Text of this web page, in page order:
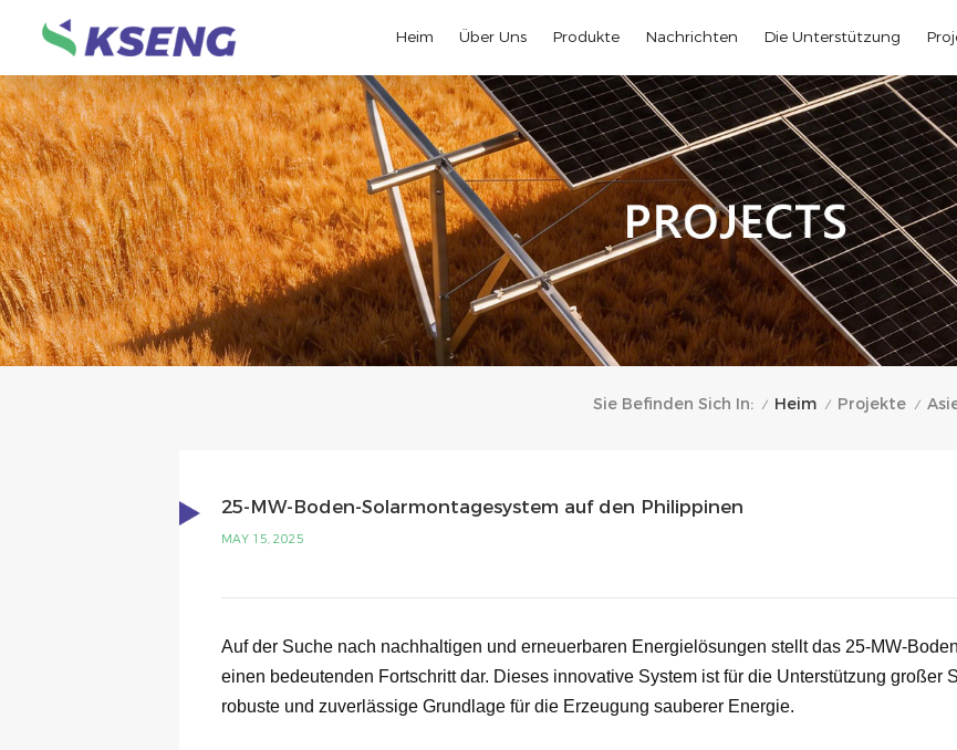
Heim Über Uns Produkte Nachrichten Die Unterstützung
Sie Befinden Sich In: / Heim / Projekte /
25-MW-Boden-Solarmontagesystem auf den Philippinen
MAY 15, 2025
Auf der Suche nach nachhaltigen und erneuerbaren Energielösungen stellt das 25-MW-
einen bedeutenden Fortschritt dar. Dieses innovative System ist für die Unterstützung großer
robuste und zuverlässige Grundlage für die Erzeugung sauberer Energie.